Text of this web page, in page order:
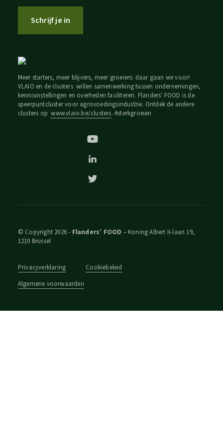
Schrijf je in
Meer starters, meer blijvers, meer groeiers: daar gaan we voor!
VLAIO en de clusters willen samenwerking tussen ondernemingen,
kennisinstellingen en overheden faciliteren. Flanders' FOOD is de
speerpuntcluster voor agrovoedingsindustrie. Ontdek de andere
clusters opwww.vlaio.be/clusters. #sterkgroeien
© Copyright 2026 - Flanders’ FOOD – Koning Albert II-laan 19,
1210 Brussel
Privacyverklaring
Cookiebeleid
Algemene voorwaarden